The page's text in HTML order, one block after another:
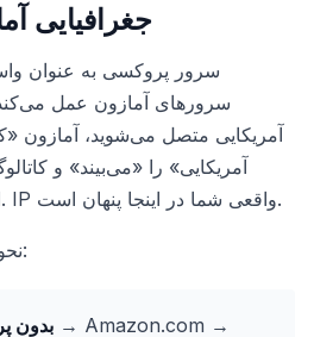
جغرافیایی
سرور پروکسی به عنوان
سرورهای آمازون عمل
آمریکایی» را «می‌بیند» و
ایالات متحده را باز می‌کند. IP واقعی شما در اینجا پنهان است.
نحوه کار به این صورت است:
بدون